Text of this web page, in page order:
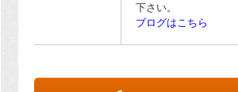
下さい。
ブログはこちら